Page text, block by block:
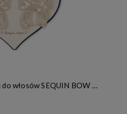
Konges Slojd - Spinki do włosów SEQUIN BOW - CAMEO ROSE